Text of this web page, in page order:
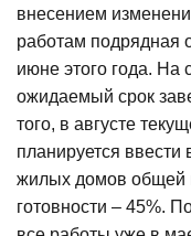
внесением
работам подрядная
июне этого года. На
ожидаемый срок
того, в августе
планируется
жилых домов общей
готовности – 45%.